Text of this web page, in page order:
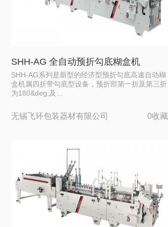
SHH-AG 全自动预折勾底糊盒机
SHH-AG系列是新型的经济型预折勾底高速自动糊
盒机属四折带勾底型设备，预折部第一折及第三折
为180&deg;及…
无锡飞环包装器材有限公司 0收藏